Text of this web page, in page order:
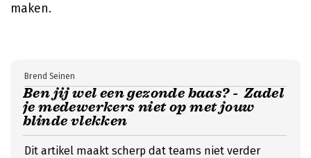
maken.
Ben jij wel een gezonde baas? - Zadel
je medewerkers niet op met jouw
blinde vlekken
Brend Seinen
Dit artikel maakt scherp dat teams niet verder